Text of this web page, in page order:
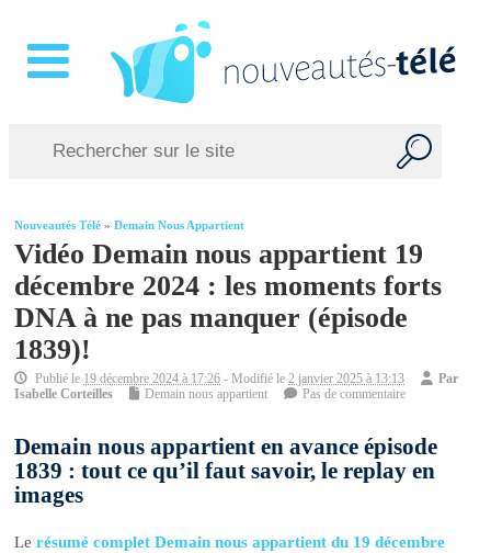
Nouveautés Télé »Demain Nous Appartient
Vidéo Demain nous appartient 19
décembre 2024 : les moments forts
DNA à ne pas manquer (épisode
1839)!
Publié le 19 décembre 2024 à 17:26 - Modifié le2 janvier 2025 à 13:13
Par
Isabelle Corteilles
Demain nous appartient Pas de commentaire
Demain nous appartient en avance épisode
1839 : tout ce qu’il faut savoir, le replay en
images
Lerésumé complet Demain nous appartient du 19 décembre